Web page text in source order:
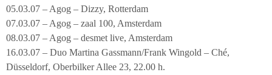
05.03.07 – Agog – Dizzy, Rotterdam
07.03.07 – Agog – zaal 100, Amsterdam
08.03.07 – Agog – desmet live, Amsterdam
16.03.07 – Duo Martina Gassmann/Frank Wingold – Ché,
Düsseldorf, Oberbilker Allee 23, 22.00 h.